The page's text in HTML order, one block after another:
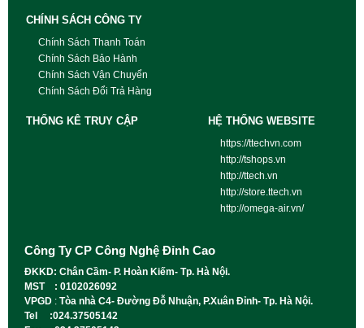
CHÍNH SÁCH CÔNG TY
Chính Sách Thanh Toán
Chính Sách Bảo Hành
Chính Sách Vận Chuyển
Chính Sách Đổi Trả Hàng
THỐNG KÊ TRUY CẬP HỆ THỐNG WEBSITE
https://ttechvn.com
http://tshops.vn
http://ttech.vn
http://store.ttech.vn
http://omega-air.vn/
Công Ty CP Công Nghệ Đỉnh Cao
ĐKKD: Chân Cầm- P. Hoàn Kiếm- Tp. Hà Nội.
MST : 0102026092
VPGD : Tòa nhà C4- Đường Đỗ Nhuận, P.Xuân Đỉnh- Tp. Hà Nội.
Tel :024.37505142